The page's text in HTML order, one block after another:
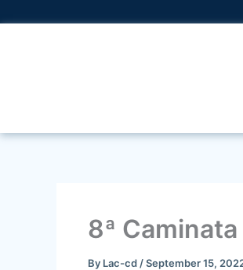
8ª
By Lac-cd /September 15,